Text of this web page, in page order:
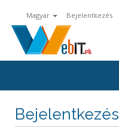
Magyar Bejelentkezés
Bejelentkezés